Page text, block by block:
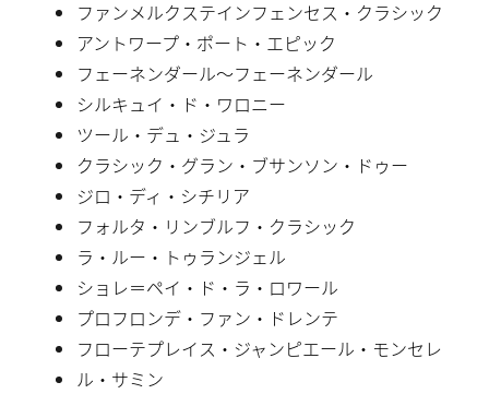
ファンメルクステインフェンセス・クラシック
アントワープ・ポート・エピック
フェーネンダール〜フェーネンダール
シルキュイ・ド・ワロニー
ツール・デュ・ジュラ
クラシック・グラン・ブサンソン・ドゥー
ジロ・ディ・シチリア
フォルタ・リンブルフ・クラシック
ラ・ルー・トゥランジェル
ショレ＝ペイ・ド・ラ・ロワール
プロフロンデ・ファン・ドレンテ
フローテプレイス・ジャンピエール・モンセレ
ル・サミン